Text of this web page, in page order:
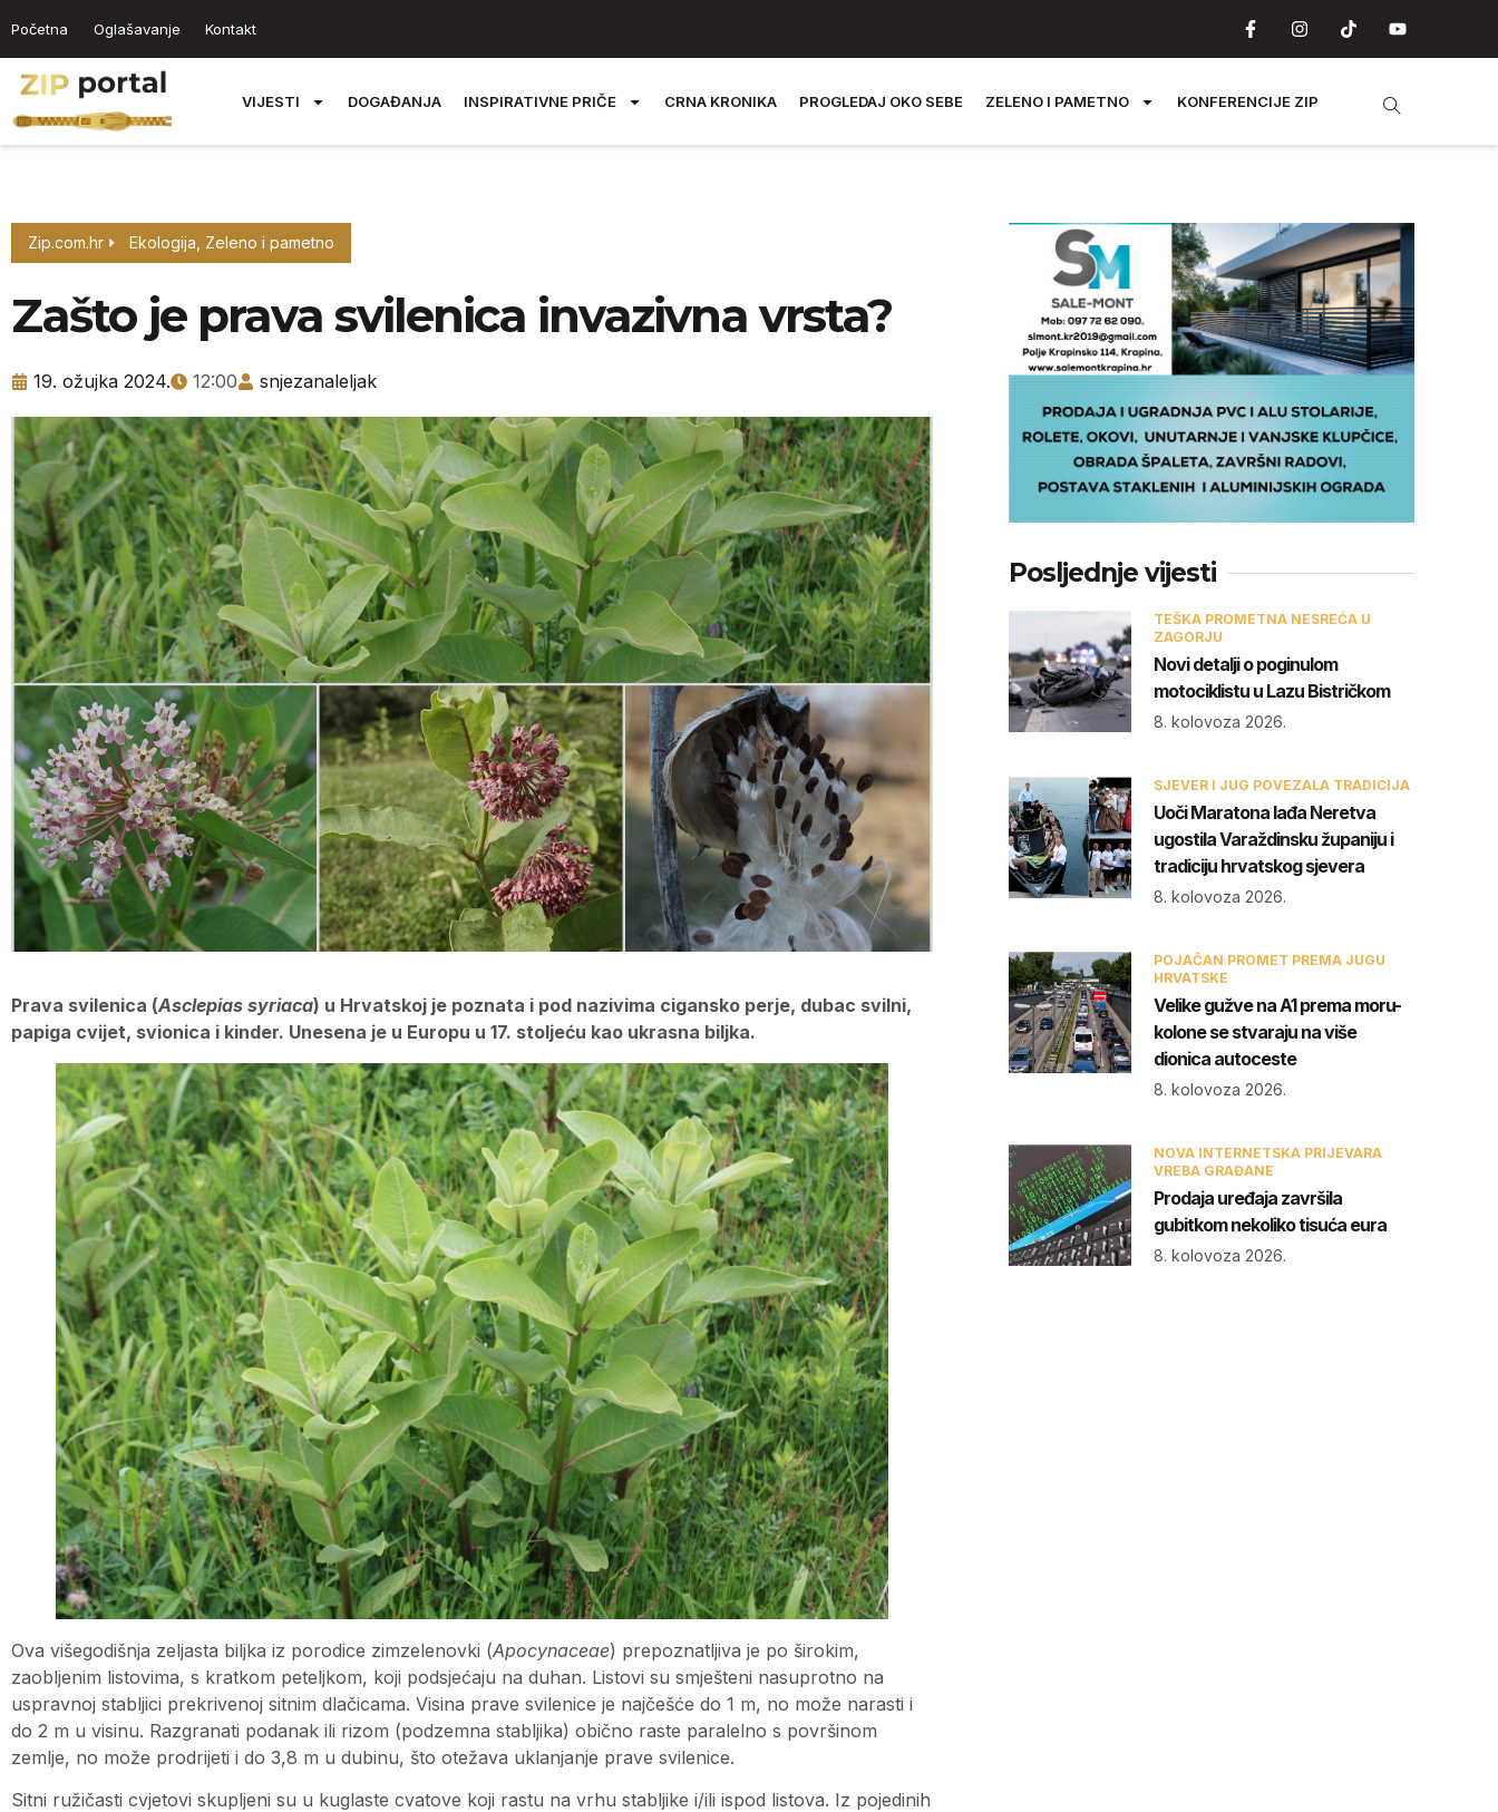
Početna Oglašavanje Kontakt
VIJESTI DOGAĐANJA INSPIRATIVNE PRIČE CRNA KRONIKA PROGLEDAJ OKO SEBE ZELENO I PAMETNO KONFERENCIJE ZIP
Zip.com.hr Ekologija Zeleno i pametno
Zašto je prava svilenica invazivna vrsta?
19. ožujka 2024. 12:00 snjezanaleljak
Prava svilenica (Asclepias syriaca) u Hrvatskoj je poznata i pod nazivima cigansko perje, dubac svilni,
papiga cvijet, svionica i kinder. Unesena je u Europu u 17. stoljeću kao ukrasna biljka.
Ova višegodišnja zeljasta biljka iz porodice zimzelenovki (Apocynaceae) prepoznatljiva je po širokim,
zaobljenim listovima, s kratkom peteljkom, koji podsjećaju na duhan. Listovi su smješteni nasuprotno na
uspravnoj stabljici prekrivenoj sitnim dlačicama. Visina prave svilenice je najčešće do 1 m, no može narasti i
do 2 m u visinu. Razgranati podanak ili rizom (podzemna stabljika) obično raste paralelno s površinom
zemlje, no može prodrijeti i do 3,8 m u dubinu, što otežava uklanjanje prave svilenice.
Sitni ružičasti cvjetovi skupljeni su u kuglaste cvatove koji rastu na vrhu stabljike i/ili ispod listova. Iz pojedinih
Posljednje vijesti
TEŠKA PROMETNA NESREĆA U
ZAGORJU
Novi detalji o poginulom
motociklistu u Lazu Bistričkom
8. kolovoza 2026.
SJEVER I JUG POVEZALA TRADICIJA
Uoči Maratona lađa Neretva
ugostila Varaždinsku županiju i
tradiciju hrvatskog sjevera
8. kolovoza 2026.
POJAČAN PROMET PREMA JUGU
HRVATSKE
Velike gužve na A1 prema moru-
kolone se stvaraju na više
dionica autoceste
8. kolovoza 2026.
NOVA INTERNETSKA PRIJEVARA
VREBA GRAĐANE
Prodaja uređaja završila
gubitkom nekoliko tisuća eura
8. kolovoza 2026.